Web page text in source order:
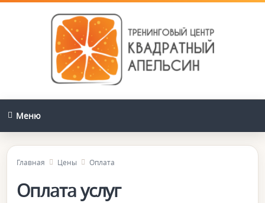
Меню
Главная Цены Оплата
Оплата услуг